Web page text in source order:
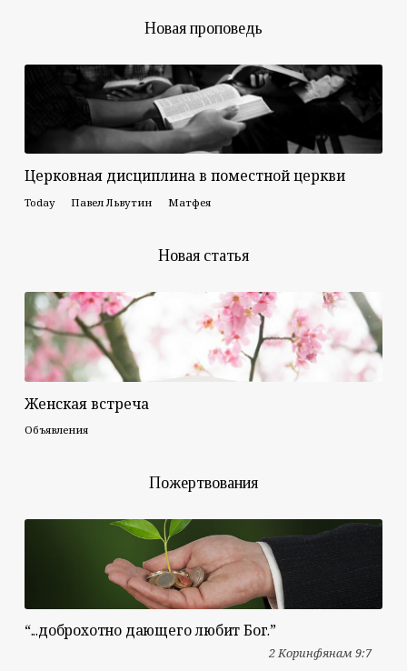
Новая проповедь
Церковная дисциплина в поместной церкви
Today Павел Львутин Матфея
Новая статья
Женская встреча
Объявления
Пожертвования
“...доброхотно дающего любит Бог.”
2 Коринфянам 9:7